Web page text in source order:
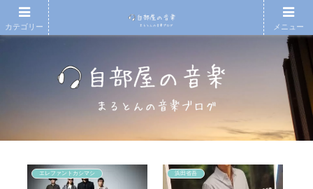
エレファントカシマシ 浜田省吾
カテゴリー メニュー